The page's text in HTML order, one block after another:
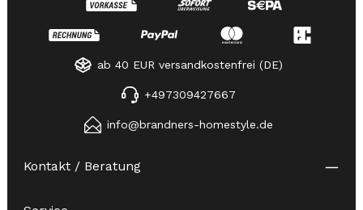
ab 40 EUR versandkostenfrei (DE)
+497309427667
info@brandners-homestyle.de
Kontakt / Beratung